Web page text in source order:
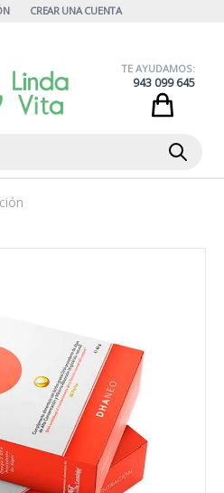
CREAR UNA CUENTA
Buscar
TE AYUDAMOS:
943 099 645